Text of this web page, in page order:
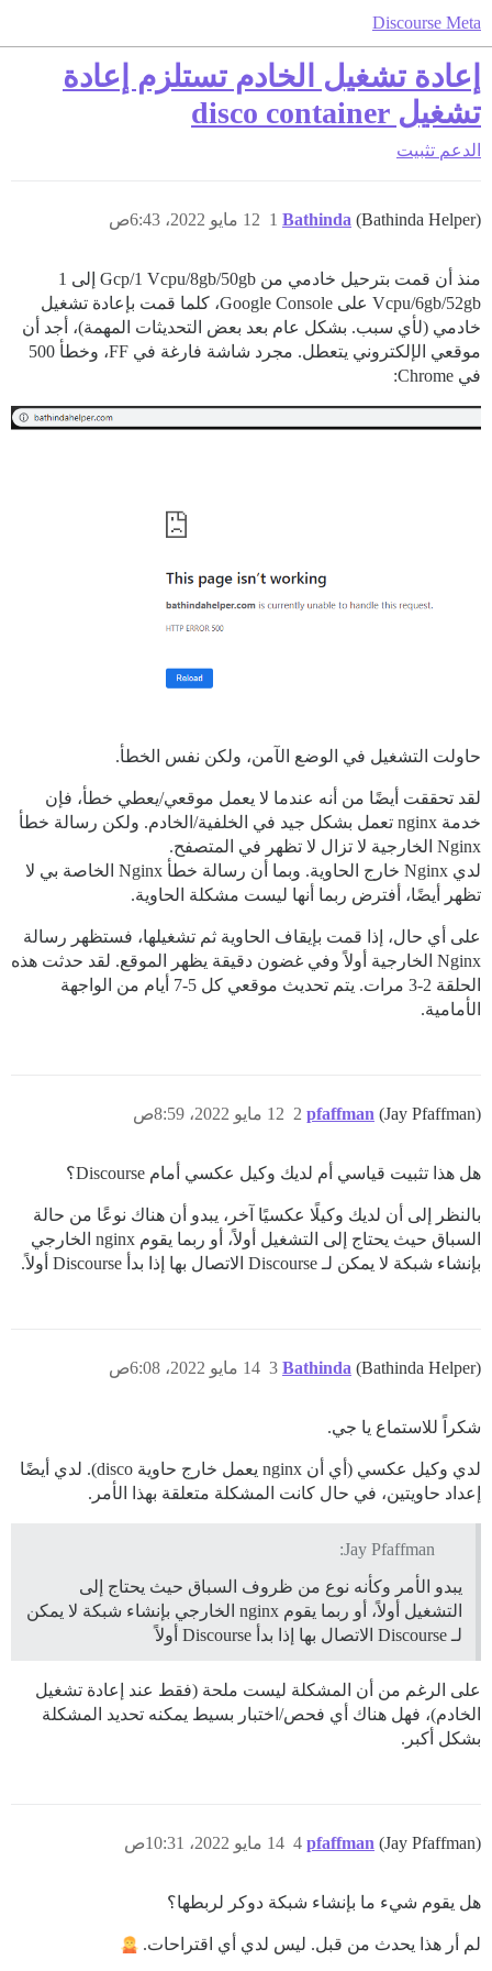
Discourse Meta
إعادة تشغيل الخادم تستلزم إعادة
تشغيل disco container
الدعم تثبيت
Bathinda (Bathinda Helper) 12 مايو 2022، 6:43ص 1
منذ أن قمت بترحيل خادمي من Gcp/1 Vcpu/8gb/50gb إلى 1
Vcpu/6gb/52gb على Google Console، كلما قمت بإعادة تشغيل
خادمي (لأي سبب. بشكل عام بعد بعض التحديثات المهمة)، أجد أن
موقعي الإلكتروني يتعطل. مجرد شاشة فارغة في FF، وخطأ 500
في Chrome:
حاولت التشغيل في الوضع الآمن، ولكن نفس الخطأ.
لقد تحققت أيضًا من أنه عندما لا يعمل موقعي/يعطي خطأ، فإن
خدمة nginx تعمل بشكل جيد في الخلفية/الخادم. ولكن رسالة خطأ
Nginx الخارجية لا تزال لا تظهر في المتصفح.
لدي Nginx خارج الحاوية. وبما أن رسالة خطأ Nginx الخاصة بي لا
تظهر أيضًا، أفترض ربما أنها ليست مشكلة الحاوية.
على أي حال، إذا قمت بإيقاف الحاوية ثم تشغيلها، فستظهر رسالة
Nginx الخارجية أولاً وفي غضون دقيقة يظهر الموقع. لقد حدثت هذه
الحلقة 2-3 مرات. يتم تحديث موقعي كل 5-7 أيام من الواجهة
الأمامية.
pfaffman (Jay Pfaffman) 12 مايو 2022، 8:59ص 2
هل هذا تثبيت قياسي أم لديك وكيل عكسي أمام Discourse؟
بالنظر إلى أن لديك وكيلًا عكسيًا آخر، يبدو أن هناك نوعًا من حالة
السباق حيث يحتاج إلى التشغيل أولاً، أو ربما يقوم nginx الخارجي
بإنشاء شبكة لا يمكن لـ Discourse الاتصال بها إذا بدأ Discourse أولاً.
Bathinda (Bathinda Helper) 14 مايو 2022، 6:08ص 3
شكراً للاستماع يا جي.
لدي وكيل عكسي (أي أن nginx يعمل خارج حاوية disco). لدي أيضًا
إعداد حاويتين، في حال كانت المشكلة متعلقة بهذا الأمر.
Jay Pfaffman:
يبدو الأمر وكأنه نوع من ظروف السباق حيث يحتاج إلى
التشغيل أولاً، أو ربما يقوم nginx الخارجي بإنشاء شبكة لا يمكن
لـ Discourse الاتصال بها إذا بدأ Discourse أولاً
على الرغم من أن المشكلة ليست ملحة (فقط عند إعادة تشغيل
الخادم)، فهل هناك أي فحص/اختبار بسيط يمكنه تحديد المشكلة
بشكل أكبر.
pfaffman (Jay Pfaffman) 14 مايو 2022، 10:31ص 4
هل يقوم شيء ما بإنشاء شبكة دوكر لربطها؟
لم أر هذا يحدث من قبل. ليس لدي أي اقتراحات.